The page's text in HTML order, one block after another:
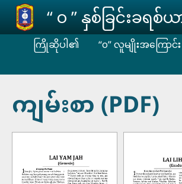
Skip to main content
‘‘ ဝ ’’ နှစ်ခြင်းခရ
ကြိုဆိုပါ၏ “၀” လူမျိုးအကြောင်း
ကျမ်းစာ (PDF)